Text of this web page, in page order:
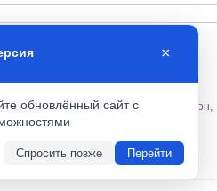
мясо»,
Башкортостан, Альшеевский район,
×
обновлённый сайт с
Спросить позже Перейти